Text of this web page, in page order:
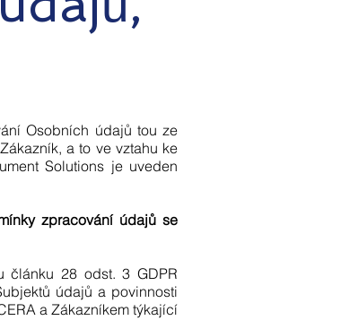
Osobních údajů tou ze
a to ve vztahu ke
Solutions je uveden
zpracování údajů se
článku 28 odst. 3 GDPR
údajů a povinnosti
a Zákazníkem týkající